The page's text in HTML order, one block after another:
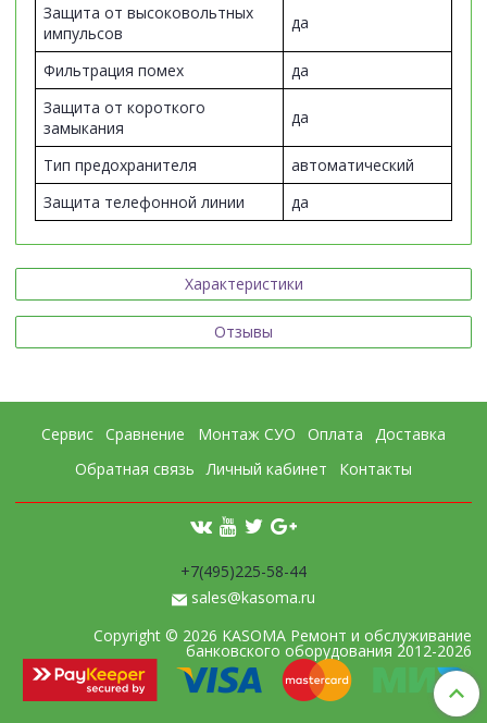
Защита от высоковольтных
импульсов
да
Фильтрация помех
да
Защита от короткого
замыкания
да
Тип предохранителя
автоматический
Защита телефонной линии
да
Характеристики
Отзывы
Сервис Сравнение Монтаж СУО Оплата
Доставка
Обратная связь
Личный кабинет Контакты
+7(495)225-58-44
sales@kasoma.ru
Copyright © 2026 KASOMA Ремонт и обслуживание
банковского оборудования 2012-2026